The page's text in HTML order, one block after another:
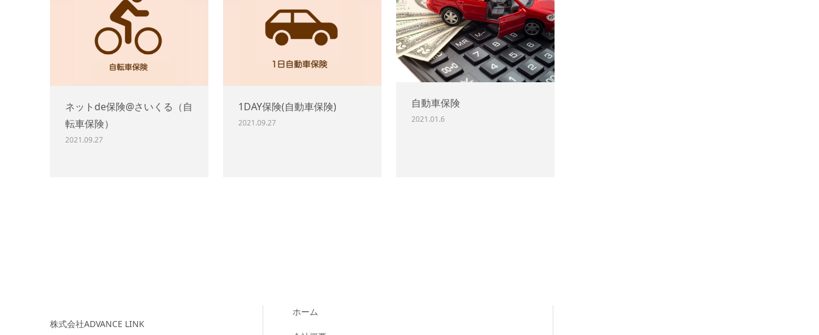
ネットde保険@さいくる（自
転車保険）
2021.09.27
1DAY保険(自動車保険)
2021.09.27
自動車保険
2021.01.6
株式会社ADVANCE LINK
ホーム